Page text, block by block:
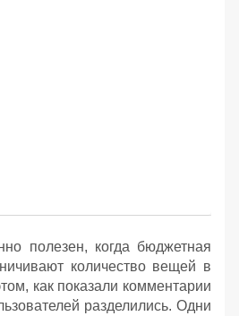
полезен, когда бюджетная
количество вещей в
как показали комментарии
разделились. Одни